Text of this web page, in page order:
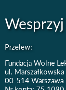
Przelew:
Fundacja Wolne
ul.
00-514 Warszawa